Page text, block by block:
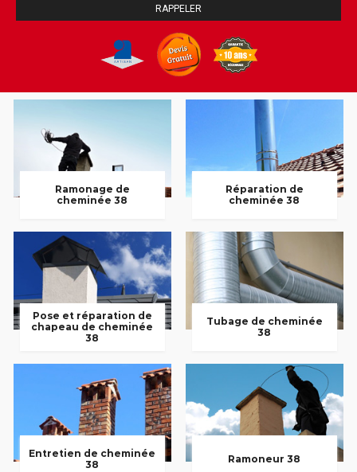
Ramonage de
cheminée 38
Réparation de
cheminée 38
Pose et réparation de
chapeau de cheminée
38
Tubage de cheminée
38
Entretien de cheminée
38
Ramoneur 38